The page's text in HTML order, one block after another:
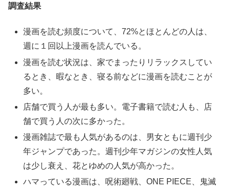
調査結果
漫画を読む頻度について、72%とほとんどの人は、
週に１回以上漫画を読んでいる。
漫画を読む状況は、家でまったりリラックスしてい
るとき、暇なとき、寝る前などに漫画を読むことが
多い。
店舗で買う人が最も多い。電子書籍で読む人も、店
舗で買う人の次に多かった。
漫画雑誌で最も人気があるのは、男女ともに週刊少
年ジャンプであった。週刊少年マガジンの女性人気
は少し衰え、花とゆめの人気が高かった。
ハマっている漫画は、呪術廻戦、ONE PIECE、鬼滅